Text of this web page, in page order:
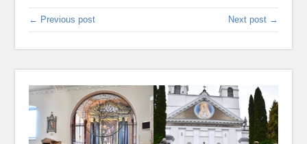
← Previous post Next post →